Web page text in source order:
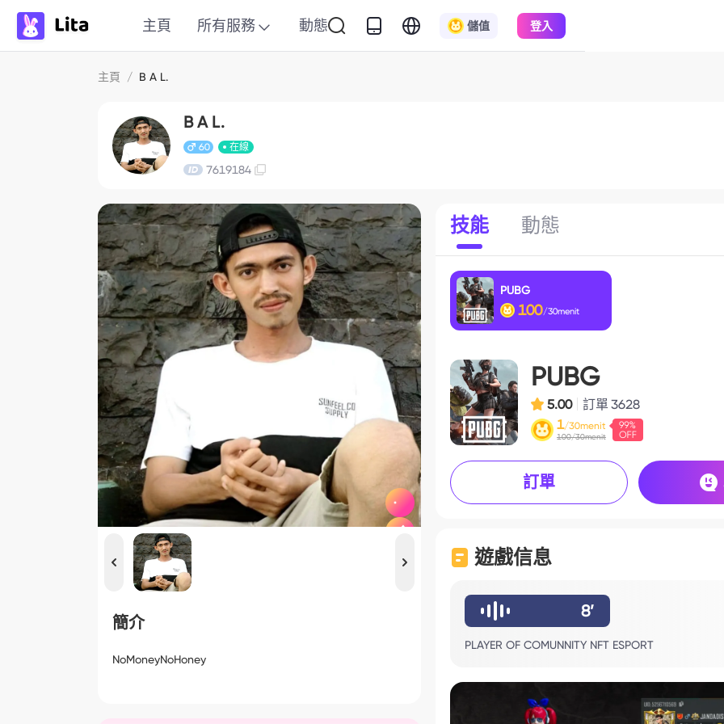
主頁 所有服務 動態 儲值 登入
主頁 / B A L.
B A L.
60 在線
7619184
簡介
NoMoneyNoHoney
技能 動態
PUBG
100/30menit
PUBG
5.00 訂單 3628
1/30menit
100/30menit
訂單
遊戲信息
8’
PLAYER OF COMUNNITY NFT ESPORT